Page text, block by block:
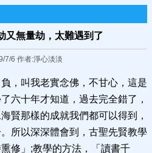
又無量劫，太難遇到了
7/6 作者:淨心淡淡
，叫我老實念佛，不甘心，這是
六十年才知道，過去完全錯了，
賢那樣的成就我們都可以得到，
所以深深體會到，古聖先賢教學
修」;教學的方法，「讀書千